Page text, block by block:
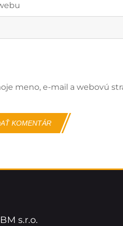
meno, e-mail a webovú
s.r.o.